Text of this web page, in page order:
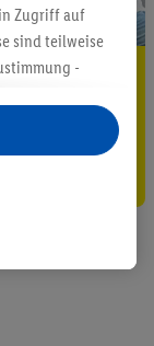
Zugriff auf
sind teilweise
-
TCF
werden